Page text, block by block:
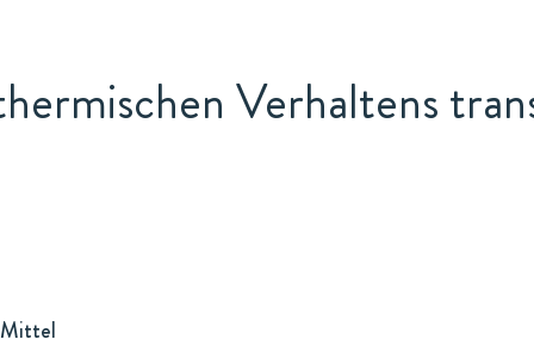
Verhaltens
Mittel